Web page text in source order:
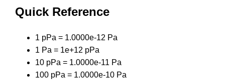
Quick Reference
1 pPa = 1.0000e-12 Pa
1 Pa = 1e+12 pPa
10 pPa = 1.0000e-11 Pa
100 pPa = 1.0000e-10 Pa